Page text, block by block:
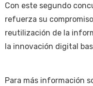
Con este segundo
refuerza su
reutilización de la
la innovación digital
Para más información